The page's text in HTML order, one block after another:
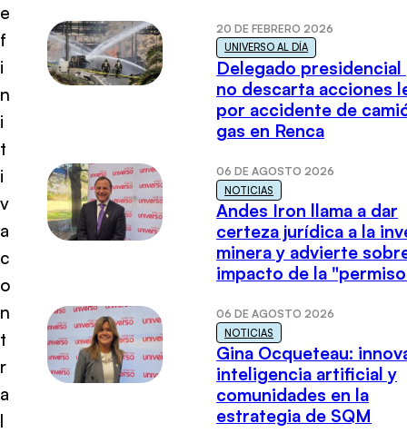
e
f
i
n
i
t
i
v
a
c
o
n
t
r
a
l
20 DE FEBRERO 2026
UNIVERSO AL DÍA
Delegado presidencial
no descarta acciones
por accidente de
gas en Renca
06 DE AGOSTO 2026
NOTICIAS
Andes Iron llama a dar
certeza jurídica a la
minera y advierte
impacto de la
06 DE AGOSTO 2026
NOTICIAS
Gina Ocqueteau:
inteligencia artificial y
comunidades en la
estrategia de SQM